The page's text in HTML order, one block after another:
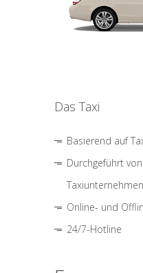
Das Taxi
Basierend auf
Durchgeführt
Taxiunternehmen
Online- und
24/7-Hotline